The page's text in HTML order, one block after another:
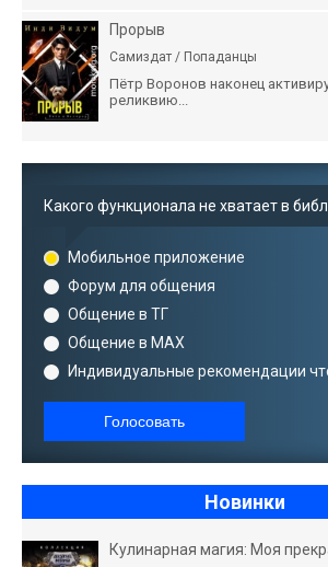
Прорыв
Самиздат / Попаданцы
Пётр Воронов наконец
реликвию...
Какого функционала не хватает в
Мобильное приложение
Форум для общения
Общение в ТГ
Общение в MAX
Индивидуальные рекомендации
Голосовать
Новинки
Кулинарная магия: Моя